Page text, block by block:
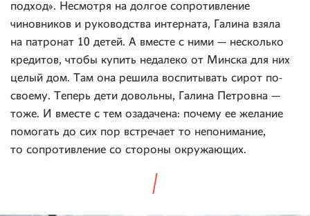
подход». Несмотря на долгое сопротивление
чиновников и руководства интерната, Галина взяла
на патронат 10 детей. А вместе с ними — несколько
кредитов, чтобы купить недалеко от Минска для них
целый дом. Там она решила воспитывать сирот по-
своему. Теперь дети довольны, Галина Петровна —
тоже. И вместе с тем озадачена: почему ее желание
помогать до сих пор встречает то непонимание,
то сопротивление со стороны окружающих.